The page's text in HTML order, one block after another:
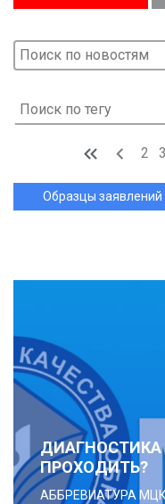
2 3
Образцы заявлений
ПРОХОДИТЬ?
АББРЕВИАТУРА